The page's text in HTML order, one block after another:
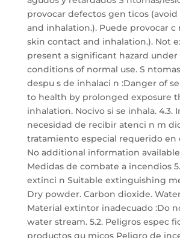
provocar defectos gen ticos
and inhalation.). Puede provocar c
skin contact and inhalation.). Not
present a significant hazard
conditions of normal use. S
despu s de inhalaci n :Danger of
to health by prolonged exposure
inhalation. Nocivo si se inhala. 4.3.
necesidad de recibir atenci n m
tratamiento especial requerido en
No additional information available
Medidas de combate a incendios
extinci n Suitable extinguishing
Dry powder. Carbon dioxide.
Material extintor inadecuado :Do
water stream. 5.2. Peligros espec
productos qu micos Peligro de